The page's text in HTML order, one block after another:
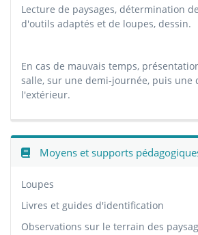
Lecture de paysages, détermination
d'outils adaptés et de loupes, dessin.
En cas de mauvais temps,
salle, sur une demi-journée, puis une
l'extérieur.
Moyens et supports
Loupes
Livres et guides d'identification
Observations sur le terrain des